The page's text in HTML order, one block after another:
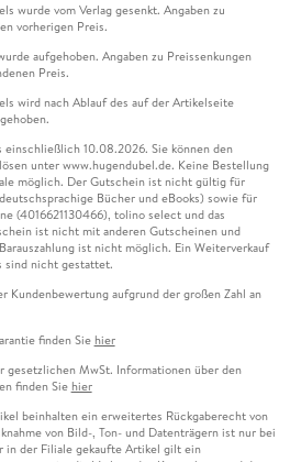
wurde vom Verlag gesenkt. Angaben zu
vorherigen Preis.
aufgehoben. Angaben zu Preissenkungen
Preis.
wird nach Ablauf des auf der Artikelseite
einschließlich 10.08.2026. Sie können den
unter www.hugendubel.de. Keine Bestellung
möglich. Der Gutschein ist nicht gültig für
Bücher und eBooks) sowie für
(4016621130466), tolino select und das
ist nicht mit anderen Gutscheinen und
ist nicht möglich. Ein Weiterverkauf
sind nicht gestattet.
Kundenbewertung aufgrund der großen Zahl an
finden Sie hier
gesetzlichen MwSt. Informationen über den
finden Sie hier
beinhalten ein erweitertes Rückgaberecht von
von Bild-, Ton- und Datenträgern ist nur bei
in der Filiale gekaufte Artikel gilt ein